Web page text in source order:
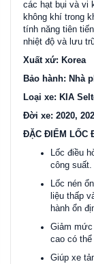
các hạt bụi và vi
không khí trong
tính năng tiên
nhiệt độ và lưu
Xuất xứ: Korea
Bảo hành: Nhà
Loại xe: KIA
Đời xe: 2020,
ĐẶC ĐIỂM LỐC
Lốc điều
công suất.
Lốc nén
liệu thấp
hành ổn
Giảm mức
cao có
Giúp xe